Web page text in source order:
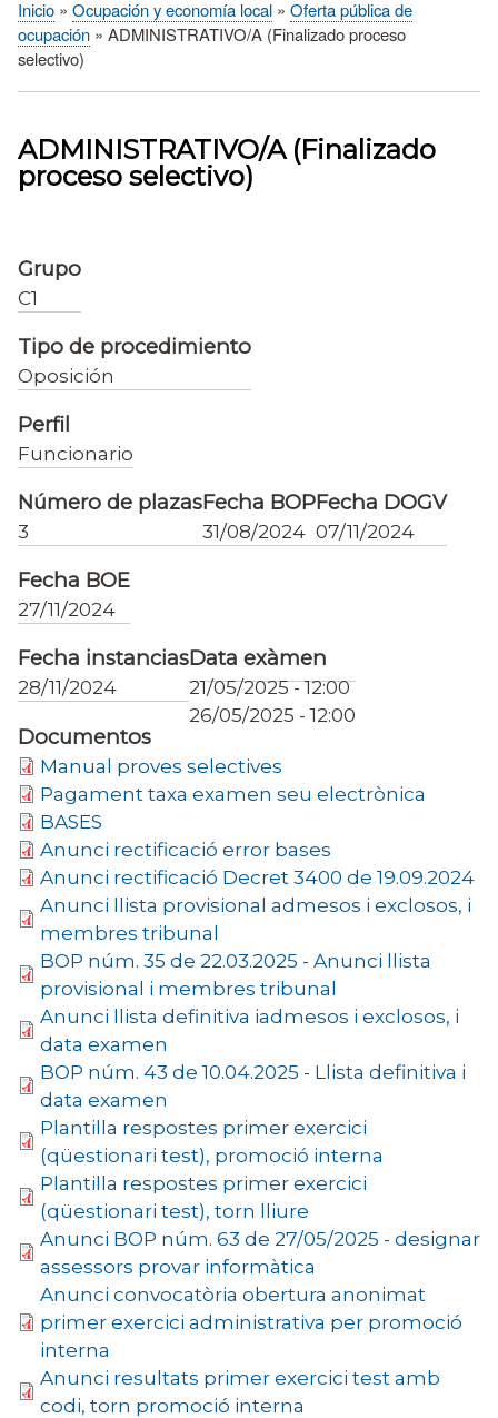
Sobrescribir
enlaces
de
a
la
navegación
Inicio Ocupación y economía local
Oferta pública de
ocupación
ADMINISTRATIVO/A (Finalizado proceso
selectivo)
ADMINISTRATIVO/A (Finalizado
proceso selectivo)
Grupo
C1
Tipo de procedimiento
Oposición
Perfil
Funcionario
Número de plazas
3
Fecha BOP
31/08/2024
Fecha DOGV
07/11/2024
Fecha BOE
27/11/2024
Fecha instancias
28/11/2024
Data exàmen
21/05/2025 - 12:00
26/05/2025 - 12:00
Documentos
Manual proves selectives
Pagament taxa examen seu electrònica
BASES
Anunci rectificació error bases
Anunci rectificació Decret 3400 de 19.09.2024
Anunci llista provisional admesos i exclosos, i
membres tribunal
BOP núm. 35 de 22.03.2025 - Anunci llista
provisional i membres tribunal
Anunci llista definitiva iadmesos i exclosos, i
data examen
BOP núm. 43 de 10.04.2025 - Llista definitiva i
data examen
Plantilla respostes primer exercici
(qüestionari test), promoció interna
Plantilla respostes primer exercici
(qüestionari test), torn lliure
Anunci BOP núm. 63 de 27/05/2025 - designar
assessors provar informàtica
Anunci convocatòria obertura anonimat
primer exercici administrativa per promoció
interna
Anunci resultats primer exercici test amb
codi, torn promoció interna